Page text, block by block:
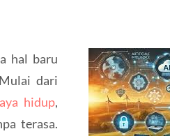
hal baru
dari
hidup,
terasa.